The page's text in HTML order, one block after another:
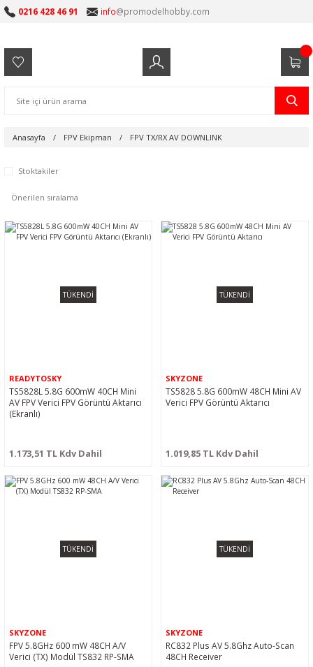
0216 428 46 91 info@promodelhobby.com
Anasayfa FPV Ekipman FPV TX/RX AV DOWNLINK
Stoktakiler
TÜKENDİ
READYTOSKY
TS5828L 5.8G 600mW 40CH Mini
AV FPV Verici FPV Görüntü Aktarıcı
(Ekranlı)
1.173,51 TL Kdv Dahil
TÜKENDİ
SKYZONE
TS5828 5.8G 600mW 48CH Mini AV
Verici FPV Görüntü Aktarıcı
1.019,85 TL Kdv Dahil
TÜKENDİ
SKYZONE
FPV 5.8GHz 600 mW 48CH A/V
Verici (TX) Modül TS832 RP-SMA
TÜKENDİ
SKYZONE
RC832 Plus AV 5.8Ghz Auto-Scan
48CH Receiver